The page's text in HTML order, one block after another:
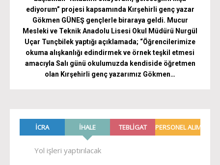
ediyorum” projesi kapsamında Kırşehirli genç yazar
Gökmen GÜNEŞ gençlerle biraraya geldi. Mucur
Mesleki ve Teknik Anadolu Lisesi Okul Müdürü Nurgül
Uçar Tunçbilek yaptığı açıklamada; “Öğrencilerimize
okuma alışkanlığı edindirmek ve örnek teşkil etmesi
amacıyla Salı günü okulumuzda kendiside öğretmen
olan Kırşehirli genç yazarımız Gökmen…